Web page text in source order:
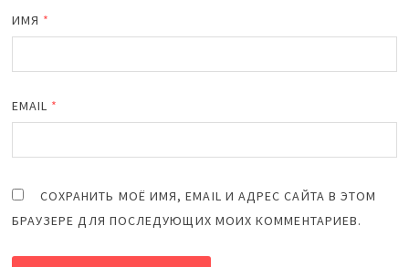
ИМЯ *
EMAIL *
СОХРАНИТЬ МОЁ ИМЯ, EMAIL И АДРЕС САЙТА В ЭТОМ
БРАУЗЕРЕ ДЛЯ ПОСЛЕДУЮЩИХ МОИХ КОММЕНТАРИЕВ.